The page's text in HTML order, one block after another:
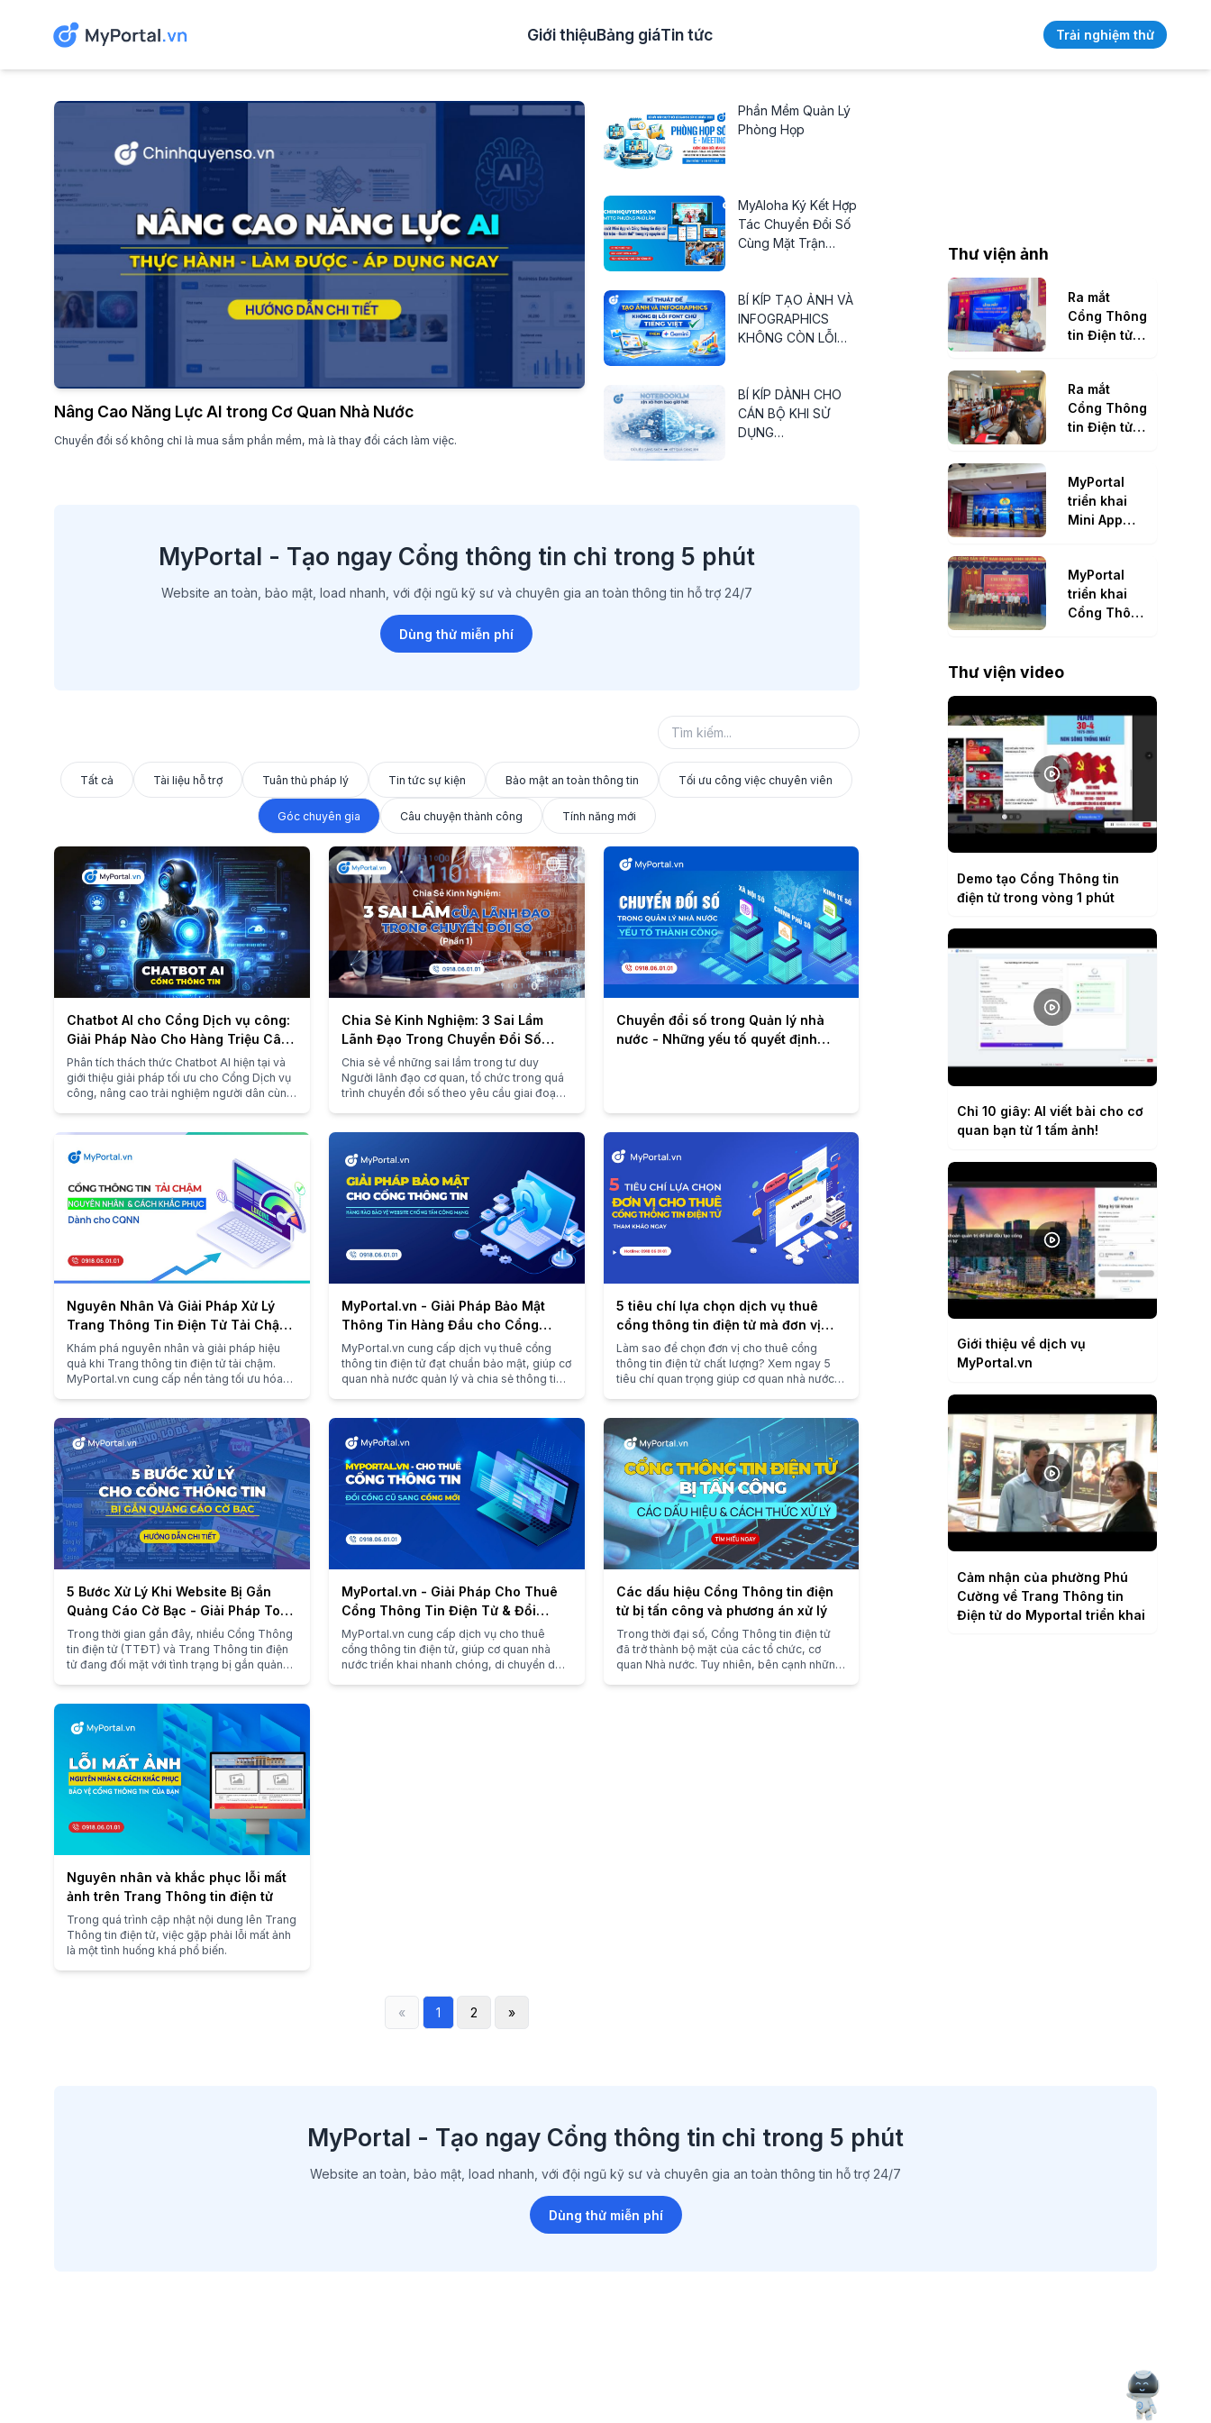
Giới thiệuBảng giáTin tức Trải nghiệm thử
Nâng Cao Năng Lực AI trong Cơ Quan Nhà Nước
Chuyển đổi số không chỉ là mua sắm phần mềm, mà là thay đổi cách làm việc.
Phần Mềm Quản Lý
Phòng Họp
MyAloha Ký Kết Hợp
Tác Chuyển Đổi Số
Cùng Mặt Trận
"Mặt Trận Số"
BÍ KÍP TẠO ẢNH VÀ
INFOGRAPHICS
KHÔNG CÒN LỖI
TRÊN GEMINI
BÍ KÍP DÀNH CHO
CÁN BỘ KHI SỬ
DỤNG
MyPortal - Tạo ngay Cổng thông tin chỉ trong 5 phút
Website an toàn, bảo mật, load nhanh, với đội ngũ kỹ sư và chuyên gia an toàn thông tin hỗ trợ 24/7
Dùng thử miễn phí
Tất cả Tài liệu hỗ trợ Tuân thủ pháp lý Tin tức sự kiện Bảo mật an toàn thông tin Tối ưu công việc chuyên viên
Góc chuyên gia Câu chuyện thành công Tính năng mới
Chatbot AI cho Cổng Dịch vụ công:
Giải Pháp Nào Cho Hàng Triệu Câu
Hỏi Của Người Dân?
Phân tích thách thức Chatbot AI hiện tại và
giới thiệu giải pháp tối ưu cho Cổng Dịch vụ
công, nâng cao trải nghiệm người dân cùng
Chia Sẻ Kinh Nghiệm: 3 Sai Lầm
Lãnh Đạo Trong Chuyển Đổi Số
(Phần 1)
Chia sẻ về những sai lầm trong tư duy
Người lãnh đạo cơ quan, tổ chức trong quá
trình chuyển đổi số theo yêu cầu giai đoạn
Chuyển đổi số trong Quản lý nhà
nước - Những yếu tố quyết định
Nguyên Nhân Và Giải Pháp Xử Lý
Trang Thông Tin Điện Tử Tải Chậm
- MyPortal.vn
Khám phá nguyên nhân và giải pháp hiệu
quả khi Trang thông tin điện tử tải chậm.
MyPortal.vn cung cấp nền tảng tối ưu hóa
MyPortal.vn - Giải Pháp Bảo Mật
Thông Tin Hàng Đầu cho Cổng
Thông Tin Điện Tử
MyPortal.vn cung cấp dịch vụ thuê cổng
thông tin điện tử đạt chuẩn bảo mật, giúp cơ
quan nhà nước quản lý và chia sẻ thông tin
5 tiêu chí lựa chọn dịch vụ thuê
cổng thông tin điện tử mà đơn vị
cần biết
Làm sao để chọn đơn vị cho thuê cổng
thông tin điện tử chất lượng? Xem ngay 5
tiêu chí quan trọng giúp cơ quan nhà nước
5 Bước Xử Lý Khi Website Bị Gắn
Quảng Cáo Cờ Bạc - Giải Pháp Toàn
Diện 2025
Trong thời gian gần đây, nhiều Cổng Thông
tin điện tử (TTĐT) và Trang Thông tin điện
tử đang đối mặt với tình trạng bị gắn quảng
MyPortal.vn - Giải Pháp Cho Thuê
Cổng Thông Tin Điện Tử & Đổi
Cổng Cũ Sang Cổng Mới
MyPortal.vn cung cấp dịch vụ cho thuê
cổng thông tin điện tử, giúp cơ quan nhà
nước triển khai nhanh chóng, di chuyển dữ
Các dấu hiệu Cổng Thông tin điện
tử bị tấn công và phương án xử lý
Trong thời đại số, Cổng Thông tin điện tử
đã trở thành bộ mặt của các tổ chức, cơ
quan Nhà nước. Tuy nhiên, bên cạnh những
Nguyên nhân và khắc phục lỗi mất
ảnh trên Trang Thông tin điện tử
Trong quá trình cập nhật nội dung lên Trang
Thông tin điện tử, việc gặp phải lỗi mất ảnh
là một tình huống khá phổ biến.
« 1 2 »
Thư viện ảnh
Ra mắt
Cổng Thông
tin Điện tử
Ra mắt
Cổng Thông
tin Điện tử
MyPortal
triển khai
Mini App
Thạnh, TP.
Hồ Chí Minh
MyPortal
triển khai
Cổng Thông
Thư viện video
Demo tạo Cổng Thông tin
điện tử trong vòng 1 phút
Chỉ 10 giây: AI viết bài cho cơ
quan bạn từ 1 tấm ảnh!
Giới thiệu về dịch vụ
MyPortal.vn
Cảm nhận của phường Phú
Cường về Trang Thông tin
Điện tử do Myportal triển khai
MyPortal - Tạo ngay Cổng thông tin chỉ trong 5 phút
Website an toàn, bảo mật, load nhanh, với đội ngũ kỹ sư và chuyên gia an toàn thông tin hỗ trợ 24/7
Dùng thử miễn phí